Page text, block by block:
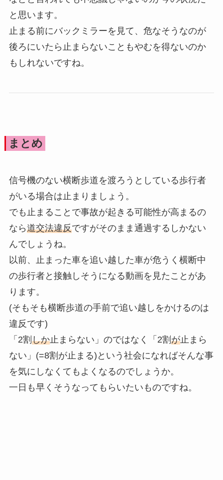
と思います。
止まる前にバックミラーを見て、危なそうなのが
後ろにいたら止まらないこともやむを得ないのか
もしれないですね。
まとめ
信号機のない横断歩道を渡ろうとしている歩行者
がいる場合は止まりましょう。
でも止まることで事故が起きる可能性が高まるの
なら道交法違反ですがそのまま通過するしかない
んでしょうね。
以前、止まった車を追い越した車が危うく横断中
の歩行者と接触しそうになる動画を見たことがあ
ります。
(そもそも横断歩道の手前で追い越しをかけるのは
違反です)
「2割 しか止まらない」のではなく「2割 が止まら
ない」(=8割が止まる)という社会になればそんな事
を気にしなくてもよくなるのでしょうか。
一日も早くそうなってもらいたいものですね。